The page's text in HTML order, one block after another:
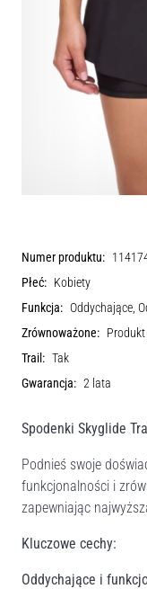
Numer produktu:
Płeć: Kobiety
Funkcja: Oddychające,
Zrównoważone:
Trail: Tak
Gwarancja: 2 lata
Spodenki Skyglide
Podnieś swoje
funkcjonalności i
zapewniając
Kluczowe cechy:
Oddychające i